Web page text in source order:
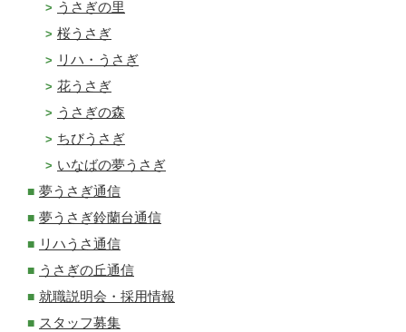
うさぎの里
桜うさぎ
リハ・うさぎ
花うさぎ
うさぎの森
ちびうさぎ
いなばの夢うさぎ
夢うさぎ通信
夢うさぎ鈴蘭台通信
リハうさ通信
うさぎの丘通信
就職説明会・採用情報
スタッフ募集